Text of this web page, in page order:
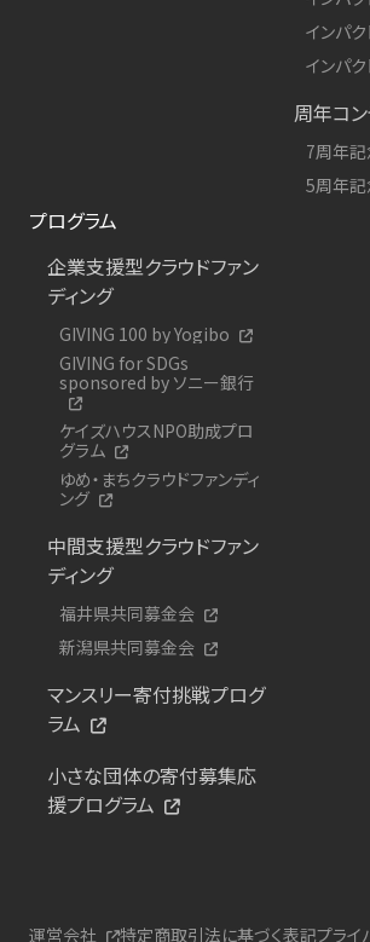
インパ
インパ
周年コ
7周年記
5周年記
プログラム
企業支援型クラウドファン
ディング
GIVING 100 by Yogibo
GIVING for SDGs
sponsored by ソニー銀行
ケイズハウスNPO助成プロ
グラム
ゆめ・まちクラウドファンディ
ング
中間支援型クラウドファン
ディング
福井県共同募金会
新潟県共同募金会
マンスリー寄付挑戦プログ
ラム
小さな団体の寄付募集応
援プログラム
運営会社 特定商取引法に基づく表記プライ